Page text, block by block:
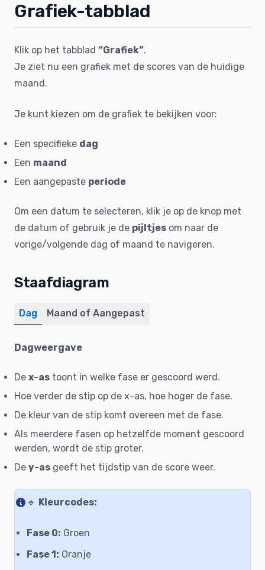
Grafiek-tabblad
Klik op het tabblad “Grafiek”.
Je ziet nu een grafiek met de scores van de huidige
maand.
Je kunt kiezen om de grafiek te bekijken voor:
Een specifieke dag
Een maand
Een aangepaste periode
Om een datum te selecteren, klik je op de knop met
de datum of gebruik je de pijltjes om naar de
vorige/volgende dag of maand te navigeren.
Staafdiagram
Dag Maand of Aangepast
Dagweergave
De x-as toont in welke fase er gescoord werd.
Hoe verder de stip op de x-as, hoe hoger de fase.
De kleur van de stip komt overeen met de fase.
Als meerdere fasen op hetzelfde moment gescoord
werden, wordt de stip groter.
De y-as geeft het tijdstip van de score weer.
🔹 Kleurcodes:
Fase 0: Groen
Fase 1: Oranje